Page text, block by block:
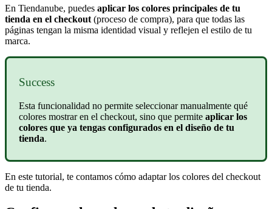
En Tiendanube, puedes aplicar los colores principales de tu
tienda en el checkout (proceso de compra), para que todas las
páginas tengan la misma identidad visual y reflejen el estilo de tu
marca.
Success
Esta funcionalidad no permite seleccionar manualmente qué
colores mostrar en el checkout, sino que permite aplicar los
colores que ya tengas configurados en el diseño de tu
tienda.
En este tutorial, te contamos cómo adaptar los colores del checkout
de tu tienda.